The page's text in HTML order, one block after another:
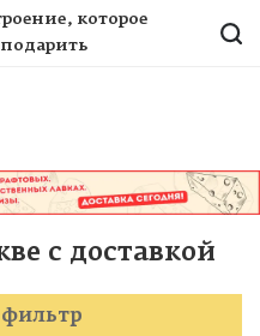
которое
подарить
с доставкой